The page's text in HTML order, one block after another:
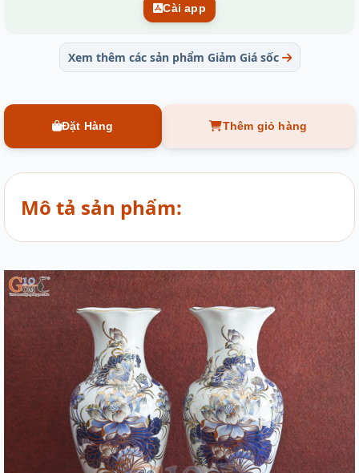
Cài app
Xem thêm các sản phẩm Giảm Giá sốc
Đặt Hàng Thêm giỏ hàng
Mô tả sản phẩm: